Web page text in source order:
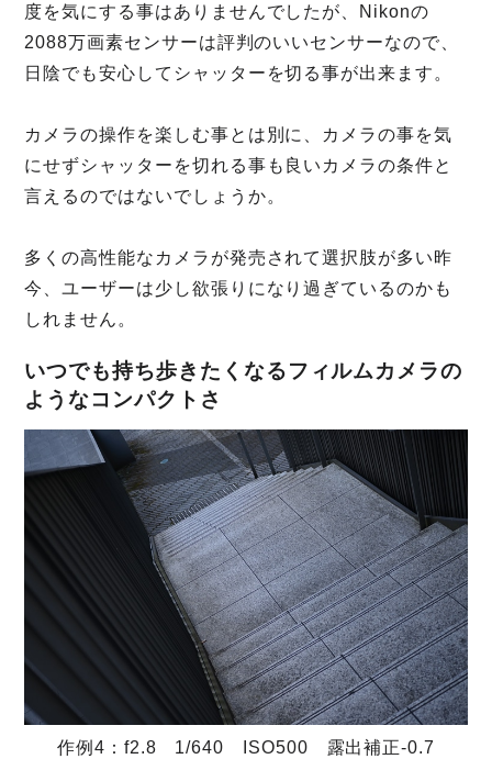
度を気にする事はありませんでしたが、Nikonの
2088万画素センサーは評判のいいセンサーなので、
日陰でも安心してシャッターを切る事が出来ます。
カメラの操作を楽しむ事とは別に、カメラの事を気
にせずシャッターを切れる事も良いカメラの条件と
言えるのではないでしょうか。
多くの高性能なカメラが発売されて選択肢が多い昨
今、ユーザーは少し欲張りになり過ぎているのかも
しれません。
いつでも持ち歩きたくなるフィルムカメラの
ようなコンパクトさ
作例4：f2.8 1/640 ISO500 露出補正-0.7